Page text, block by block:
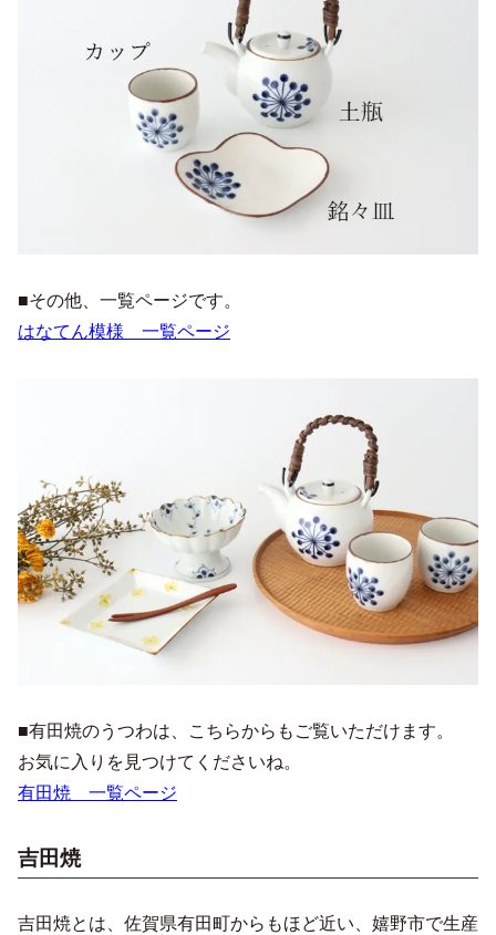
■その他、一覧ページです。
はなてん模様 一覧ページ
■有田焼のうつわは、こちらからもご覧いただけます。
お気に入りを見つけてくださいね。
有田焼 一覧ページ
吉田焼
吉田焼とは、佐賀県有田町からもほど近い、嬉野市で生産